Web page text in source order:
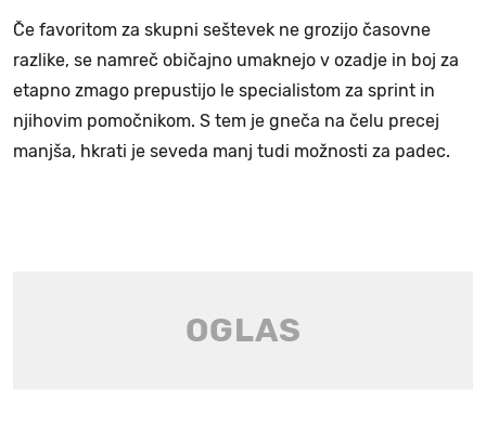
Če favoritom za skupni seštevek ne grozijo časovne
razlike, se namreč običajno umaknejo v ozadje in boj za
etapno zmago prepustijo le specialistom za sprint in
njihovim pomočnikom. S tem je gneča na čelu precej
manjša, hkrati je seveda manj tudi možnosti za padec.